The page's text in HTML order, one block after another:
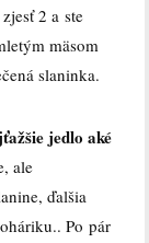
2 a ste
mäsom
slaninka.
jedlo aké
ale
ďalšia
Po pár